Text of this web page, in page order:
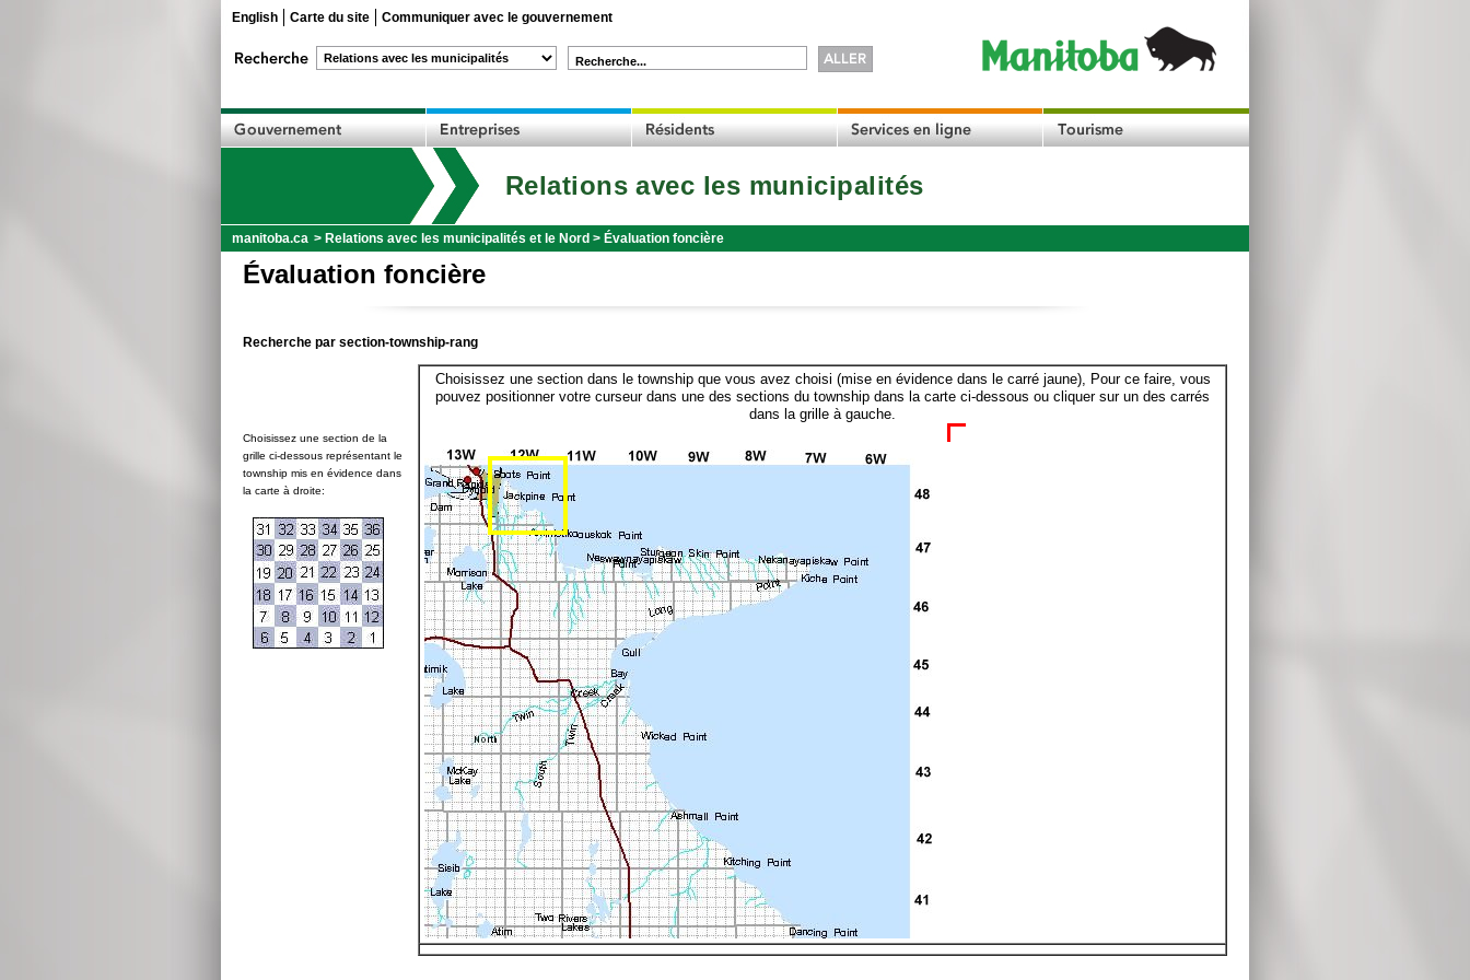
English Carte du site Communiquer avec le gouvernement
Recherche...
Relations avec les municipalités
manitoba.ca > Relations avec les municipalités et le Nord > Évaluation foncière
Évaluation foncière
Recherche par section-township-rang
Choisissez une section de la
grille ci-dessous représentant le
township mis en évidence dans
la carte à droite:
Choisissez une section dans le township que vous avez choisi (mise en évidence dans le carré jaune), Pour ce faire, vous
pouvez positionner votre curseur dans une des sections du township dans la carte ci-dessous ou cliquer sur un des carrés
dans la grille à gauche.